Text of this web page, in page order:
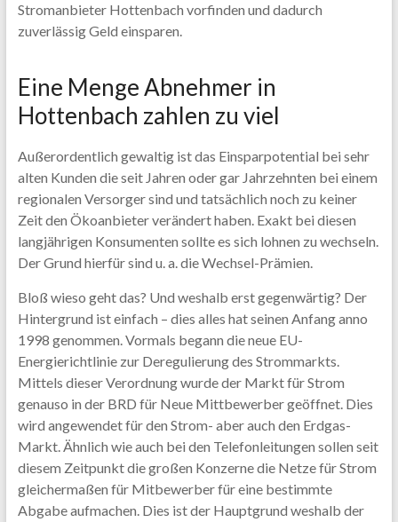
Stromanbieter Hottenbach vorfinden und dadurch
zuverlässig Geld einsparen.
Eine Menge Abnehmer in
Hottenbach zahlen zu viel
Außerordentlich gewaltig ist das Einsparpotential bei sehr
alten Kunden die seit Jahren oder gar Jahrzehnten bei einem
regionalen Versorger sind und tatsächlich noch zu keiner
Zeit den Ökoanbieter verändert haben. Exakt bei diesen
langjährigen Konsumenten sollte es sich lohnen zu wechseln.
Der Grund hierfür sind u. a. die Wechsel-Prämien.
Bloß wieso geht das? Und weshalb erst gegenwärtig? Der
Hintergrund ist einfach – dies alles hat seinen Anfang anno
1998 genommen. Vormals begann die neue EU-
Energierichtlinie zur Deregulierung des Strommarkts.
Mittels dieser Verordnung wurde der Markt für Strom
genauso in der BRD für Neue Mittbewerber geöffnet. Dies
wird angewendet für den Strom- aber auch den Erdgas-
Markt. Ähnlich wie auch bei den Telefonleitungen sollen seit
diesem Zeitpunkt die großen Konzerne die Netze für Strom
gleichermaßen für Mitbewerber für eine bestimmte
Abgabe aufmachen. Dies ist der Hauptgrund weshalb der